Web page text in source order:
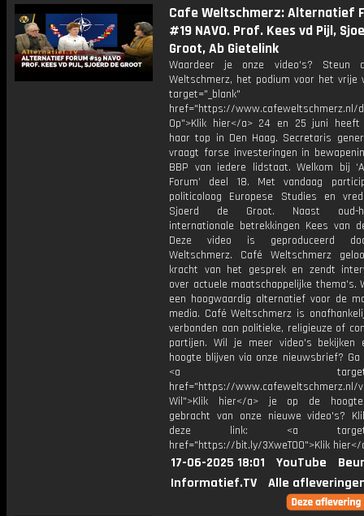
Cafe Weltschmerz: Alternatief
#19 NAVO. Prof. Kees vd Pijl,
Groot, Ab Gietelink
Waardeer je onze video's? Steun
Weltschmerz, het podium voor het vrije
target="_blank"
href="https://www.cafeweltschmerz.nl/
Op">Klik hier</a> 24 en 25 juni heeft
haar top in Den Haag. Secretaris
vraagt forse investeringen in
BBP van iedere lidstaat. Welkom bij
Forum’ deel 18. Met vandaag
politicoloog Europese Studies en
Sjoerd de Groot. Naast oud-
internationale betrekkingen Kees van
Deze video is geproduceerd
Weltschmerz. Café Weltschmerz
kracht van het gesprek en zendt
over actuele maatschappelijke thema's.
een hoogwaardig alternatief voor de
media. Café Weltschmerz is
verbonden aan politieke, religieuze of
partijen. Wil je meer video's bekijken
hoogte blijven via onze nieuwsbrief? Ga
<a
href="https://www.cafeweltschmerz.nl/
Wil">Klik hier</a> je op de
gebracht van onze nieuwe video's?
deze link: <a
href="https://bit.ly/3XweTO0">Klik hier</
17-06-2025 18:01 YouTube
Informatief.TV
Alle